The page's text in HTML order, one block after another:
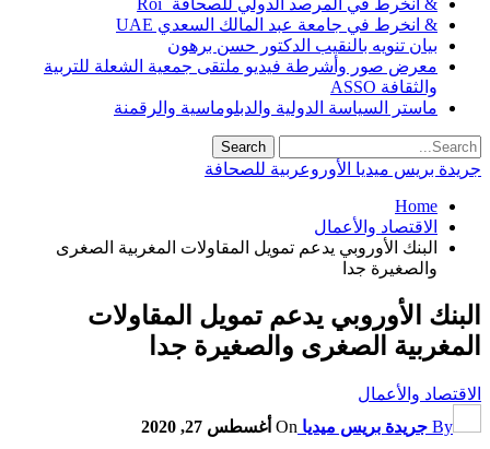
& انخرط في المرصد الدولي للصحافة ٌ Roi
& انخرط في جامعة عبد المالك السعدي UAE
بيان تنويه بالنقيب الدكتور حسن برهون
معرض صور وأشرطة فيديو ملتقى جمعية الشعلة للتربية
والثقافة ASSO
ماستر السياسة الدولية والدبلوماسية والرقمنة
جريدة بريس ميديا الأوروعربية للصحافة
Home
الاقتصاد والأعمال
البنك الأوروبي يدعم تمويل المقاولات المغربية الصغرى
والصغيرة جدا
البنك الأوروبي يدعم تمويل المقاولات
المغربية الصغرى والصغيرة جدا
الاقتصاد والأعمال
By جريدة بريس ميديا On أغسطس 27, 2020